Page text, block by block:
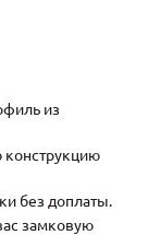
из
конструкцию
без доплаты.
замковую